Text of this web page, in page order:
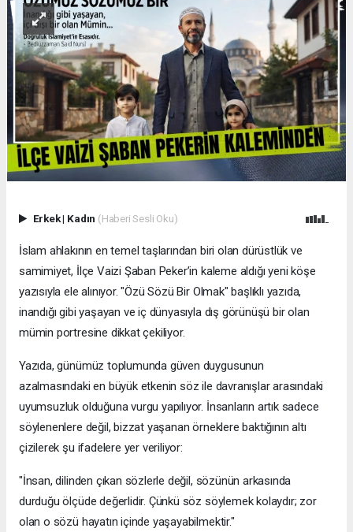
Erkek| Kadın (Haberi Sesli Oku)
İslam ahlakının en temel taşlarından biri olan dürüstlük ve
samimiyet, İlçe Vaizi Şaban Peker’in kaleme aldığı yeni köşe
yazısıyla ele alınıyor. "Özü Sözü Bir Olmak" başlıklı yazıda,
inandığı gibi yaşayan ve iç dünyasıyla dış görünüşü bir olan
mümin portresine dikkat çekiliyor.
​Yazıda, günümüz toplumunda güven duygusunun
azalmasındaki en büyük etkenin söz ile davranışlar arasındaki
uyumsuzluk olduğuna vurgu yapılıyor. İnsanların artık sadece
söylenenlere değil, bizzat yaşanan örneklere baktığının altı
çizilerek şu ifadelere yer veriliyor:
​"İnsan, dilinden çıkan sözlerle değil, sözünün arkasında
durduğu ölçüde değerlidir. Çünkü söz söylemek kolaydır; zor
olan o sözü hayatın içinde yaşayabilmektir."